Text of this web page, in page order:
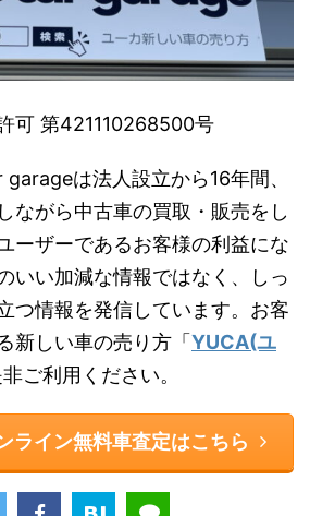
可 第421110268500号
は法人設立から16年間、
ながら中古車の買取・販売をし
ーザーであるお客様の利益にな
いい加減な情報ではなく、しっ
つ情報を発信しています。お客
新しい車の売り方「YUCA(ユ
非ご利用ください。
ライン無料車査定はこちら